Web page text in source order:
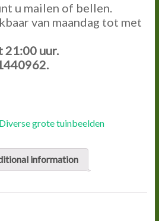
u mailen of bellen.
van maandag tot met
21:00 uur.
Diverse grote tuinbeelden
information